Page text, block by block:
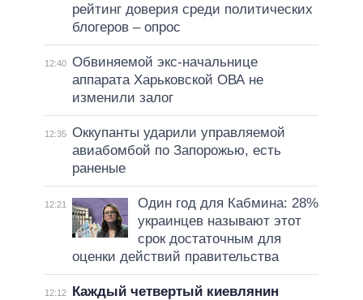
рейтинг доверия среди политических
блогеров – опрос
12:40 Обвиняемой экс-начальнице
аппарата Харьковской ОВА не
изменили залог
12:35 Оккупанты ударили управляемой
авиабомбой по Запорожью, есть
раненые
12:21
Один год для Кабмина: 28%
украинцев называют этот
срок достаточным для
оценки действий правительства
12:12
Каждый четвертый киевлянин